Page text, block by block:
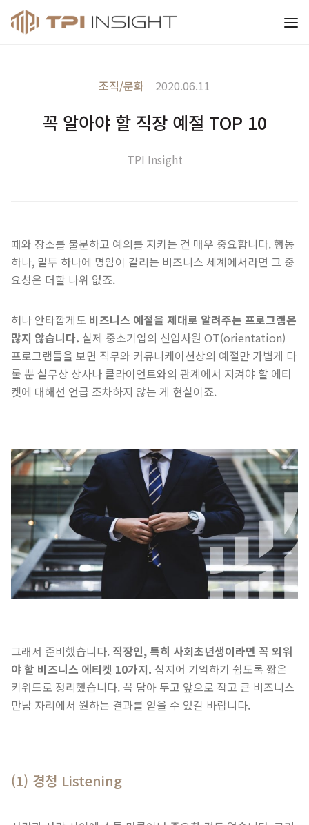
티피아이 인사이트
조직/문화 2020.06.11
꼭 알아야 할 직장 예절 TOP 10
TPI Insight
때와 장소를 불문하고 예의를 지키는 건 매우 중요합니다. 행동
하나, 말투 하나에 명암이 갈리는 비즈니스 세계에서라면 그 중
요성은 더할 나위 없죠.
​허나 안타깝게도 비즈니스 예절을 제대로 알려주는 프로그램은
많지 않습니다. 실제 중소기업의 신입사원 OT(orientation)
프로그램들을 보면 직무와 커뮤니케이션상의 예절만 가볍게 다
룰 뿐 실무상 상사나 클라이언트와의 관계에서 지켜야 할 에티
켓에 대해선 언급 조차하지 않는 게 현실이죠.
그래서 준비했습니다. 직장인, 특히 사회초년생이라면 꼭 외워
야 할 비즈니스 에티켓 10가지. 심지어 기억하기 쉽도록 짧은
키워드로 정리했습니다. 꼭 담아 두고 앞으로 작고 큰 비즈니스
만남 자리에서 원하는 결과를 얻을 수 있길 바랍니다.
(1) 경청 Listening